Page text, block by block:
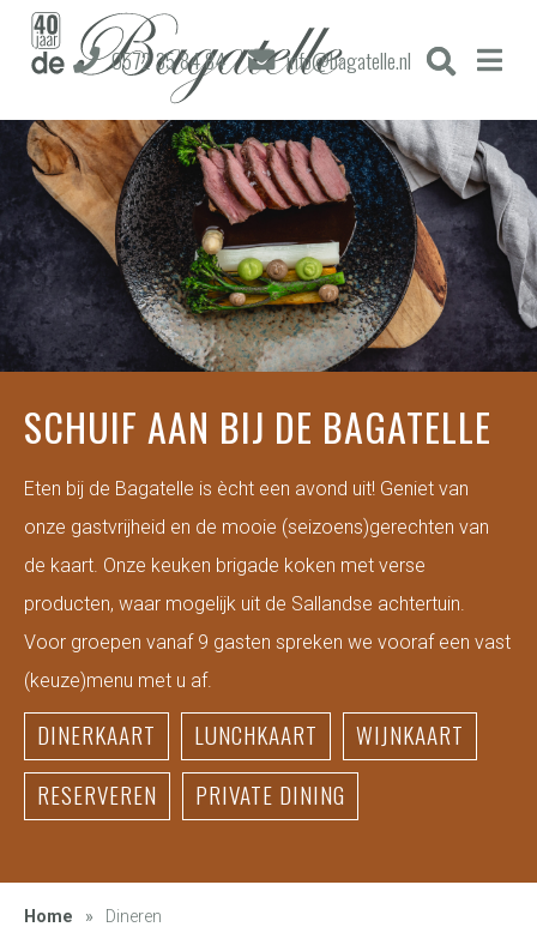
0572 35 84 84 info@bagatelle.nl
SCHUIF AAN BIJ DE BAGATELLE
Eten bij de Bagatelle is ècht een avond uit! Geniet van
onze gastvrijheid en de mooie (seizoens)gerechten van
de kaart. Onze keuken brigade koken met verse
producten, waar mogelijk uit de Sallandse achtertuin.
Voor groepen vanaf 9 gasten spreken we vooraf een vast
(keuze)menu met u af.
DINERKAART LUNCHKAART
WIJNKAART
RESERVEREN
PRIVATE DINING
Home » Dineren